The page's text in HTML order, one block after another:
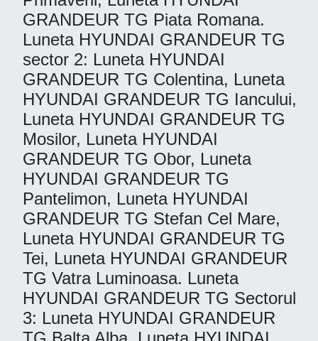
GRANDEUR TG Piata Romana.
Luneta HYUNDAI GRANDEUR TG
sector 2: Luneta HYUNDAI
GRANDEUR TG Colentina, Luneta
HYUNDAI GRANDEUR TG Iancului,
Luneta HYUNDAI GRANDEUR TG
Mosilor, Luneta HYUNDAI
GRANDEUR TG Obor, Luneta
HYUNDAI GRANDEUR TG
Pantelimon, Luneta HYUNDAI
GRANDEUR TG Stefan Cel Mare,
Luneta HYUNDAI GRANDEUR TG
Tei, Luneta HYUNDAI GRANDEUR
TG Vatra Luminoasa. Luneta
HYUNDAI GRANDEUR TG Sectorul
3: Luneta HYUNDAI GRANDEUR